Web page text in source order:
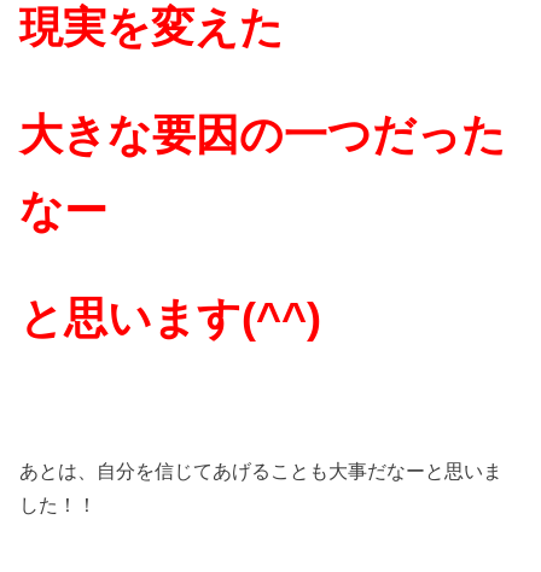
現実を変えた
大きな要因の一つだった
なー
と思います(^^)
あとは、自分を信じてあげることも大事だなーと思いま
した！！